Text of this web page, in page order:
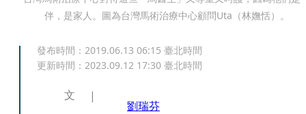
伴，是家人。圖為台灣馬術治療中心顧問Uta（林嫵恬）。
發布時間： 2019.06.13 06:15 臺北時間
更新時間： 2023.09.12 17:30 臺北時間
文
劉瑞芬